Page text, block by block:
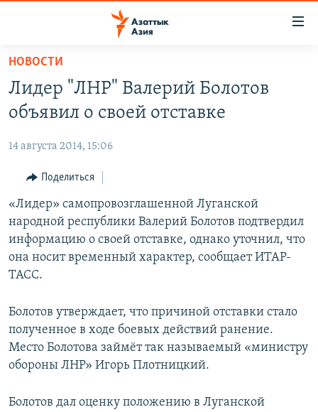
Вернуться
основному
содержанию
навигации
Вернутся
поиску
ЦЕНТРАЛЬНАЯ АЗИЯ
КАЗАХСТАН
УЗБЕКИСТАН
ТАДЖИКИСТАН
НОВОСТИ
НА ДРУГИХ ЯЗЫКАХ
ҚАЗАҚША
КЫРГЫЗЧА
ЎЗБЕКЧА
ТОҶИКӢ
TÜRKMENÇE
Все сайты РСЕ/РС
НОВОСТИ
Лидер "ЛНР" Валерий Болотов
объявил о своей отставке
14 августа 2014, 15:06
Поделиться
«Лидер» самопровозглашенной Луганской
народной республики Валерий Болотов подтвердил
информацию о своей отставке, однако уточнил, что
она носит временный характер, сообщает ИТАР-
ТАСС.
Болотов утверждает, что причиной отставки стало
полученное в ходе боевых действий ранение.
Место Болотова займёт так называемый «министру
обороны ЛНР» Игорь Плотницкий.
Болотов дал оценку положению в Луганской